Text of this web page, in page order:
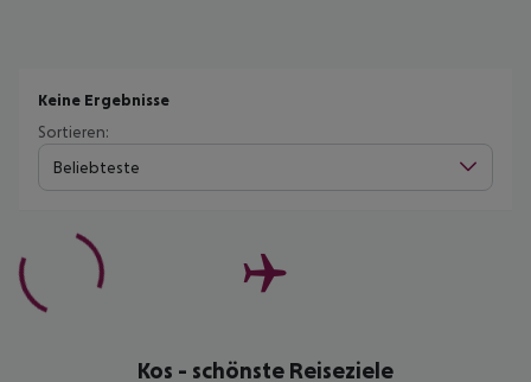
Keine Ergebnisse
Sortieren:
Beliebteste
Kos - schönste Reiseziele